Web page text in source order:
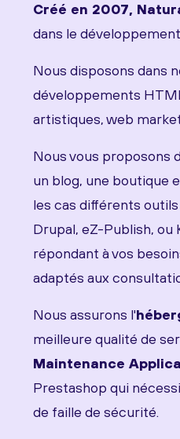
Créé en 2007,
dans le
Nous disposons dans
développements
artistiques, web
Nous vous proposons
un blog, une boutique
les cas différents
Drupal, eZ-Publish, ou
répondant à vos
adaptés aux
Nous assurons l'
meilleure qualité de
Maintenance
Prestashop qui
de faille de sécurité.